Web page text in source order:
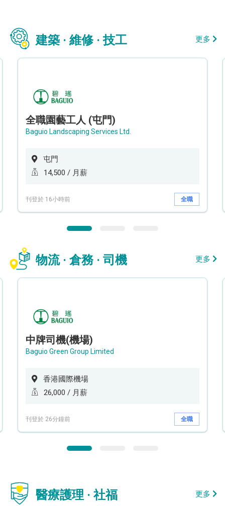
建築 · 維修 · 技工 更多
全職園藝工人 (屯門)
Baguio Landscaping Services Ltd.
屯門
14,500 / 月薪
刊登於 16小時前 全職
物流 · 倉務 · 司機 更多
中牌司機(機場)
Baguio Green Group Limited
香港國際機場
26,000 / 月薪
刊登於 26分鐘前 全職
醫療護理 · 社福 更多